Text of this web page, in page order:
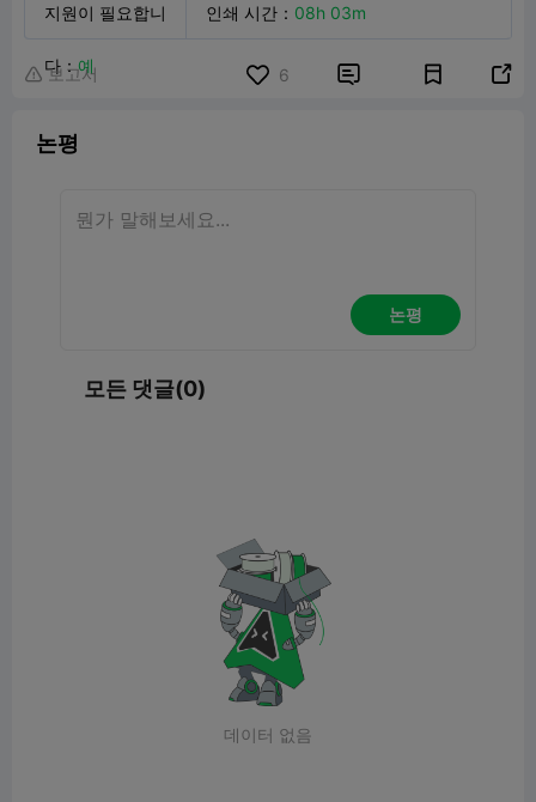
0.12mm
지원이 필요합니
다 ：예
인쇄 시간 ： 08h 03m
 보고서 6  
논평
논평
모든 댓글(0)
데이터 없음